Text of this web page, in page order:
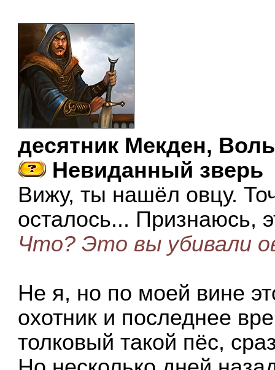
десятник Мекден,
Невиданный зверь
Вижу, ты нашёл овцу.
осталось... Признаюсь,
Что? Это вы убивали
Не я, но по моей вине
охотник и последнее
толковый такой пёс,